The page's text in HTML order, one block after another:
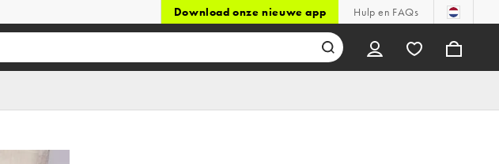
Download onze nieuwe app Hulp en FAQs